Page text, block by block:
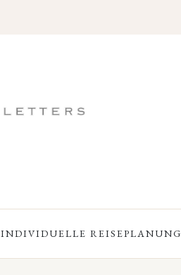
INDIVIDUELLE REISEPLANUNG